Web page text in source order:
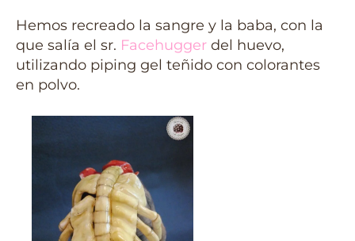
Hemos recreado la sangre y la baba, con la
que salía el sr. Facehugger del huevo,
utilizando piping gel teñido con colorantes
en polvo.